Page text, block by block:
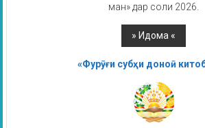
ман» дар соли 2026.
«Фурӯғи субҳи доноӣ